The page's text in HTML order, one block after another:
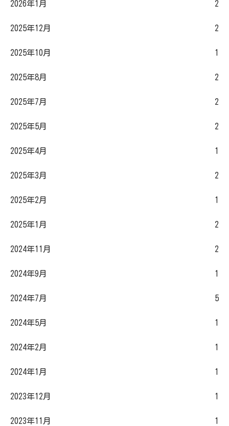
2026年1月 2
2025年12月 2
2025年10月 1
2025年8月 2
2025年7月 2
2025年5月 2
2025年4月 1
2025年3月 2
2025年2月 1
2025年1月 2
2024年11月 2
2024年9月 1
2024年7月 5
2024年5月 1
2024年2月 1
2024年1月 1
2023年12月 1
2023年11月 1